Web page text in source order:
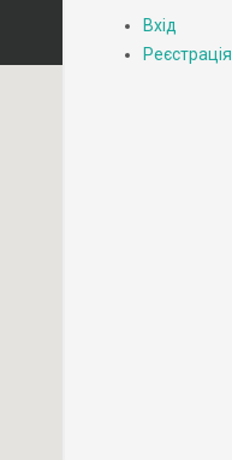
Вхід
Реєстрація